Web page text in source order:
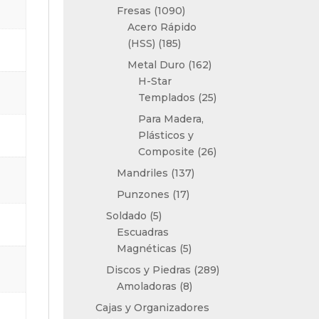
Fresas 10901090
productos
Acero Rápido
(HSS) 185185
productos
Metal Duro 162162
H-Star
Templados
2525
Para Madera,
Plásticos y
Composite
2626
Mandriles 137137
Punzones 1717
Soldado 55
productos
Escuadras
Magnéticas 55
productos
Discos y Piedras 289289
Amoladoras 88
Cajas y Organizadores